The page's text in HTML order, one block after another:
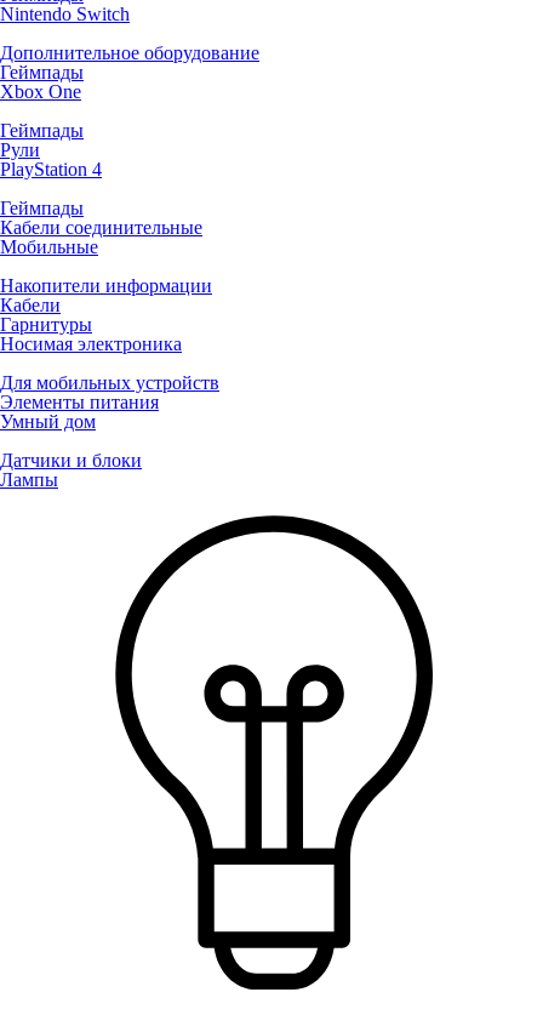
Nintendo Switch
Дополнительное оборудование
Геймпады
Xbox One
Геймпады
Рули
PlayStation 4
Геймпады
Кабели соединительные
Мобильные
Накопители информации
Кабели
Гарнитуры
Носимая электроника
Для мобильных устройств
Элементы питания
Умный дом
Датчики и блоки
Лампы